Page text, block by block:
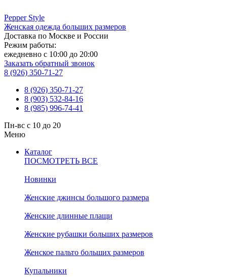
Pepper Style
Женская одежда больших размеров
Доставка по Москве и России
Режим работы:
ежедневно с 10:00 до 20:00
Заказать обратный звонок
8 (926) 350-71-27
8 (926) 350-71-27
8 (903) 532-84-16
8 (985) 996-74-41
Пн-вс с 10 до 20
Меню
Каталог
ПОСМОТРЕТЬ ВСЕ
Новинки
Женские джинсы большого размера
Женские длинные плащи
Женские рубашки больших размеров
Женское пальто больших размеров
Купальники